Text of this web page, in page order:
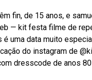
fin, de 15 anos, e
— kit festa filme de
uma data muito
do instagram de
dresscode de anos